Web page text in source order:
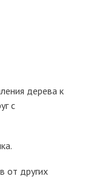
дерева к
с
от других